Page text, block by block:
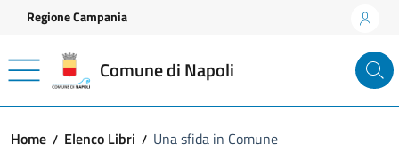
Vai ai contenuti
Vai al footer
Regione Campania
Comune di Napoli
Home Elenco Libri Una sfida in Comune